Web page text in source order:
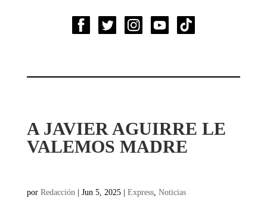
A JAVIER AGUIRRE LE
VALEMOS MADRE
por Redacción | Jun 5, 2025| Express, Noticias